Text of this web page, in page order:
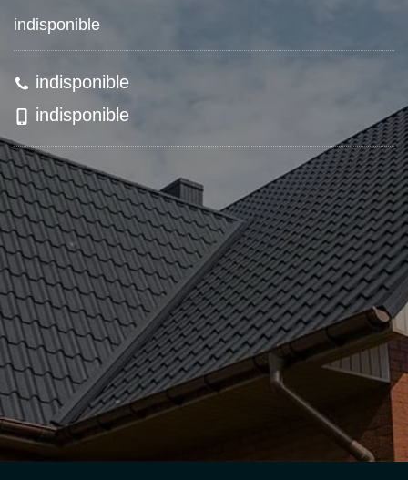
indisponible
indisponible
indisponible